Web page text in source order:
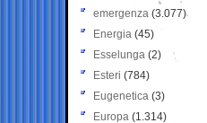
emergenza (3.077)
Energia (45)
Esselunga (2)
Esteri (784)
Eugenetica (3)
Europa (1.314)